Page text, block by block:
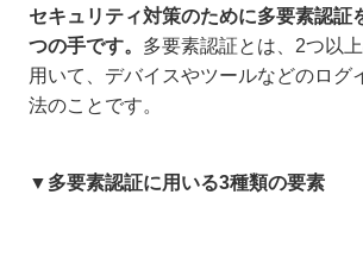
セキュリティ対策のために多要素認証
つの手です。 多要素認証とは、2つ以
用いて、デバイスやツールなどのログ
法のことです。
▼多要素認証に用いる3種類の要素